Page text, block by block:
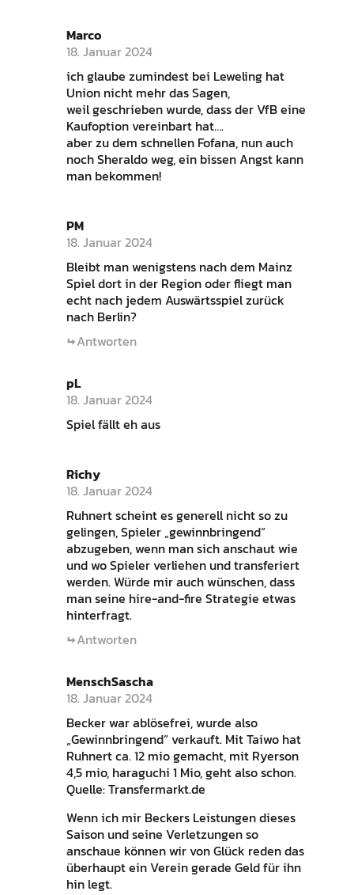
Marco
18. Januar 2024
ich glaube zumindest bei Leweling hat
Union nicht mehr das Sagen,
weil geschrieben wurde, dass der VfB eine
Kaufoption vereinbart hat….
aber zu dem schnellen Fofana, nun auch
noch Sheraldo weg, ein bissen Angst kann
man bekommen!
PM
18. Januar 2024
Bleibt man wenigstens nach dem Mainz
Spiel dort in der Region oder fliegt man
echt nach jedem Auswärtsspiel zurück
nach Berlin?
Antworten
pL
18. Januar 2024
Spiel fällt eh aus
Richy
18. Januar 2024
Ruhnert scheint es generell nicht so zu
gelingen, Spieler „gewinnbringend“
abzugeben, wenn man sich anschaut wie
und wo Spieler verliehen und transferiert
werden. Würde mir auch wünschen, dass
man seine hire-and-fire Strategie etwas
hinterfragt.
Antworten
MenschSascha
18. Januar 2024
Becker war ablösefrei, wurde also
„Gewinnbringend“ verkauft. Mit Taiwo hat
Ruhnert ca. 12 mio gemacht, mit Ryerson
4,5 mio, haraguchi 1 Mio, geht also schon.
Quelle: Transfermarkt.de
Wenn ich mir Beckers Leistungen dieses
Saison und seine Verletzungen so
anschaue können wir von Glück reden das
überhaupt ein Verein gerade Geld für ihn
hin legt.